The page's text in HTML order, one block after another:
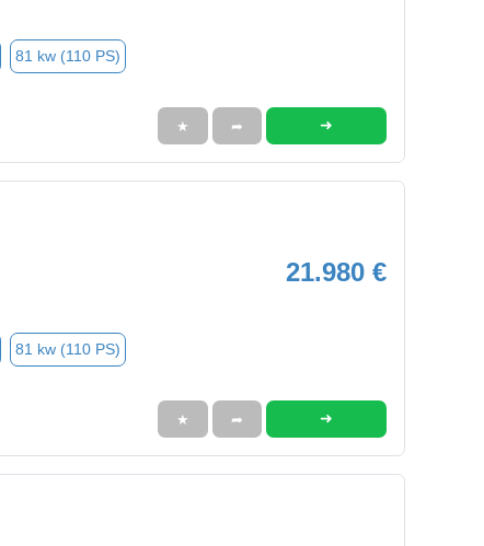
81 kw (110 PS)
★ ➦ ➜
21.980 €
81 kw (110 PS)
★ ➦ ➜